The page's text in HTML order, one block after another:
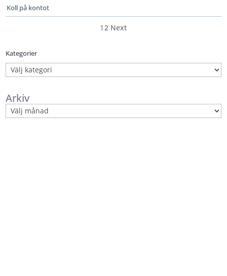
Koll på kontot
1 2 Next
Kategorier
Kategorier
Arkiv